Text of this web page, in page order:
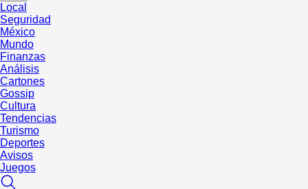
Local
Seguridad
México
Mundo
Finanzas
Análisis
Cartones
Gossip
Cultura
Tendencias
Turismo
Deportes
Avisos
Juegos